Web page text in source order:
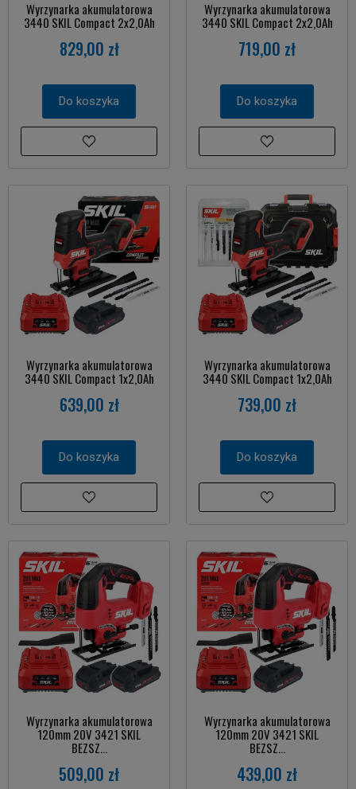
Wyrzynarka akumulatorowa
3440 SKIL Compact 2x2,0Ah
829,00 zł
Do koszyka
Wyrzynarka akumulatorowa
3440 SKIL Compact 2x2,0Ah
719,00 zł
Do koszyka
Wyrzynarka akumulatorowa
3440 SKIL Compact 1x2,0Ah
639,00 zł
Do koszyka
Wyrzynarka akumulatorowa
3440 SKIL Compact 1x2,0Ah
739,00 zł
Do koszyka
Wyrzynarka akumulatorowa
120mm 20V 3421 SKIL
BEZSZ...
509,00 zł
Wyrzynarka akumulatorowa
120mm 20V 3421 SKIL
BEZSZ...
439,00 zł